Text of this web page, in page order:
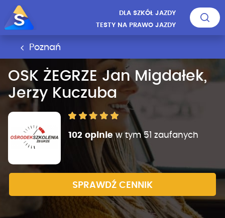
DLA SZKÓŁ JAZDY
TESTY NA PRAWO JAZDY
Poznań
OSK ŻEGRZE Jan Migdałek,
Jerzy Kuczuba
102 opiniew tym 51 zaufanych
SPRAWDŹ CENNIK